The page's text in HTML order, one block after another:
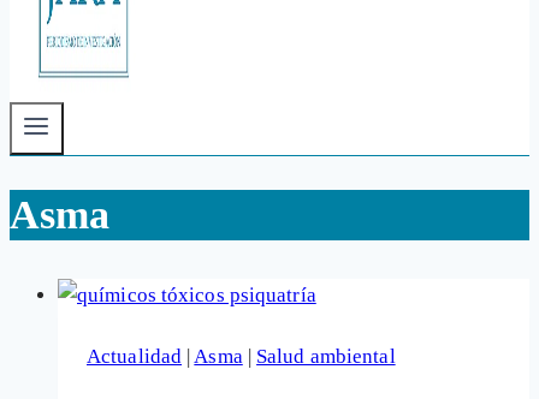
Asma
Actualidad |Asma| Salud ambiental